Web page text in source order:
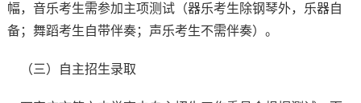
幅，音乐考生需参加主项测试（器乐考生除钢琴外，乐器自
备；舞蹈考生自带伴奏；声乐考生不需伴奏）。
（三）自主招生录取